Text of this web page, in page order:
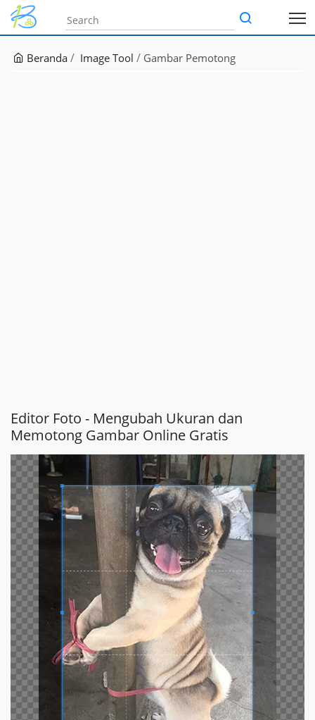
Beranda Image Tool Gambar Pemotong
Editor Foto - Mengubah Ukuran dan
Memotong Gambar Online Gratis